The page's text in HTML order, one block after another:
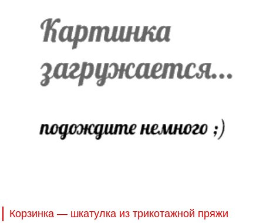
Корзинка — шкатулка из трикотажной пряжи